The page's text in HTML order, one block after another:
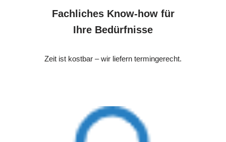
Fachliches Know-how für
Ihre Bedürfnisse
Zeit ist kostbar – wir liefern termingerecht.